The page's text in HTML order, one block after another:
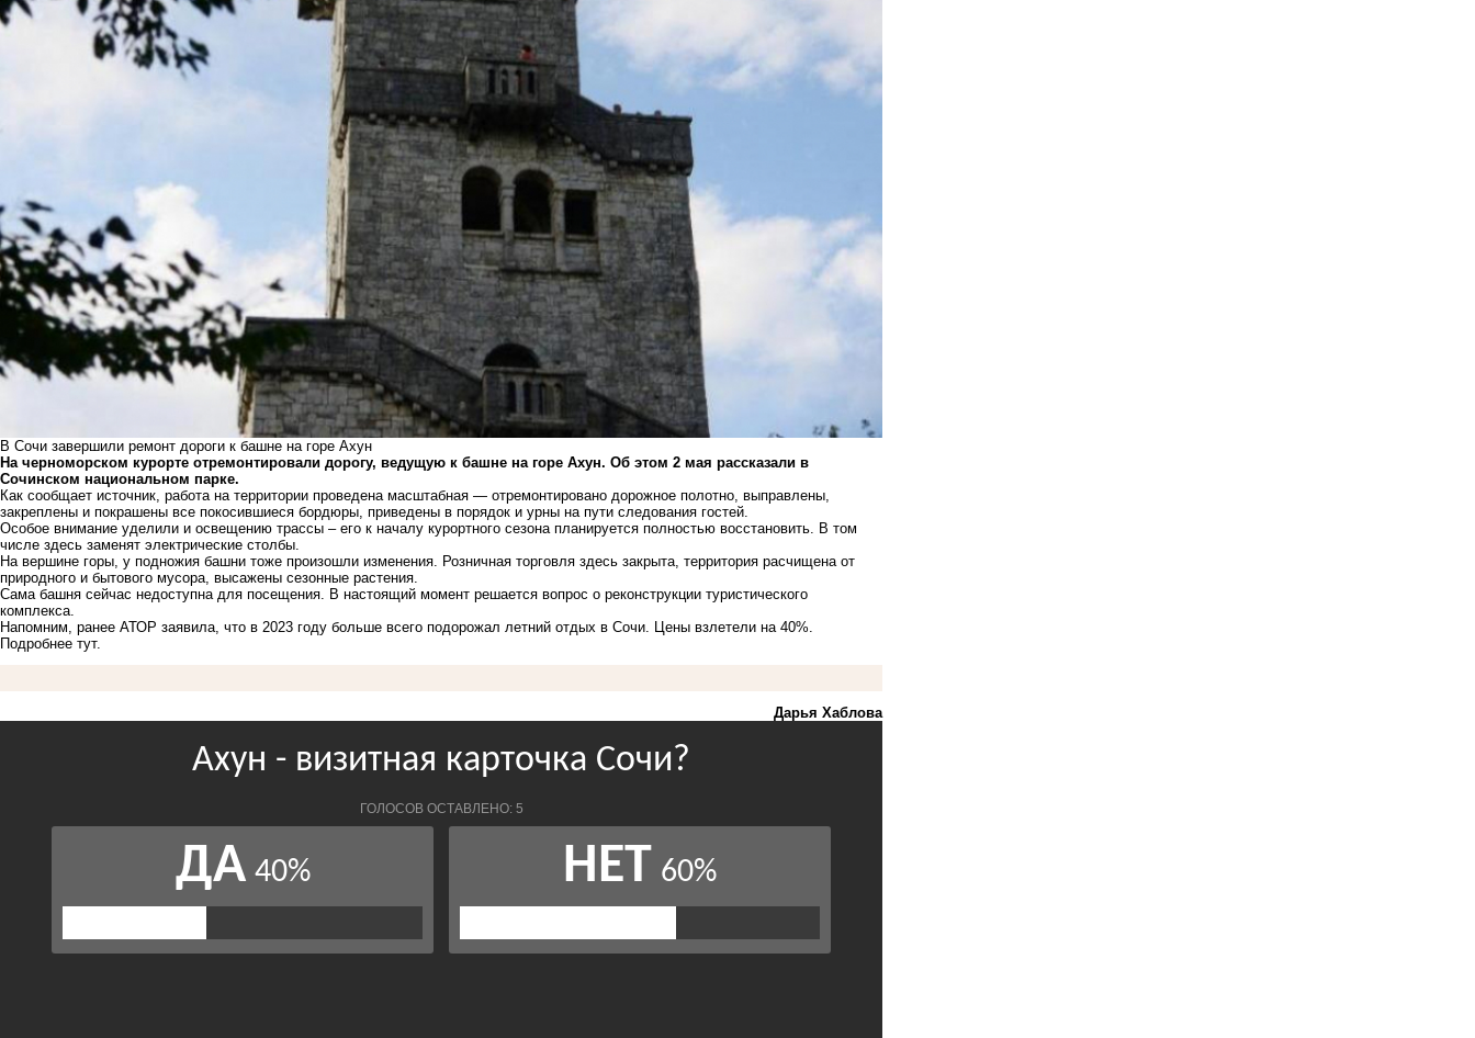
В Сочи завершили ремонт дороги к башне на горе Ахун
На черноморском курорте отремонтировали дорогу, ведущую к башне на горе Ахун. Об этом 2 мая рассказали в
Сочинском национальном парке.
Как сообщает источник, работа на территории проведена масштабная — отремонтировано дорожное полотно, выправлены,
закреплены и покрашены все покосившиеся бордюры, приведены в порядок и урны на пути следования гостей.
Особое внимание уделили и освещению трассы – его к началу курортного сезона планируется полностью восстановить. В том
числе здесь заменят электрические столбы.
На вершине горы, у подножия башни тоже произошли изменения. Розничная торговля здесь закрыта, территория расчищена от
природного и бытового мусора, высажены сезонные растения.
Сама башня сейчас недоступна для посещения. В настоящий момент решается вопрос о реконструкции туристического
комплекса.
Напомним, ранее АТОР заявила, что в 2023 году больше всего подорожал летний отдых в Сочи. Цены взлетели на 40%.
Подробнее тут.
Дарья Хаблова